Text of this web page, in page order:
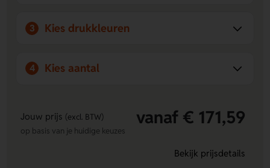
3 Kies drukkleuren
4 Kies aantal
Jouw prijs (excl. BTW) vanaf € 171,59
op basis van je huidige keuzes
Bekijk prijsdetails